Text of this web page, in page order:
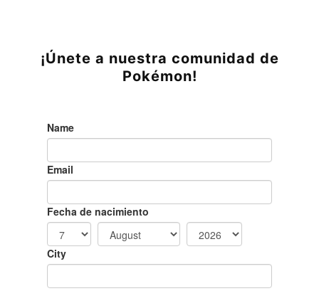
¡Únete a nuestra comunidad de
Pokémon!